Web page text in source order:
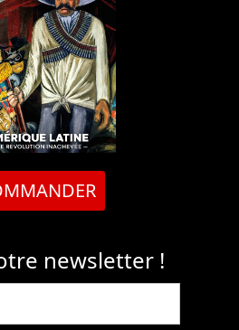
newsletter !